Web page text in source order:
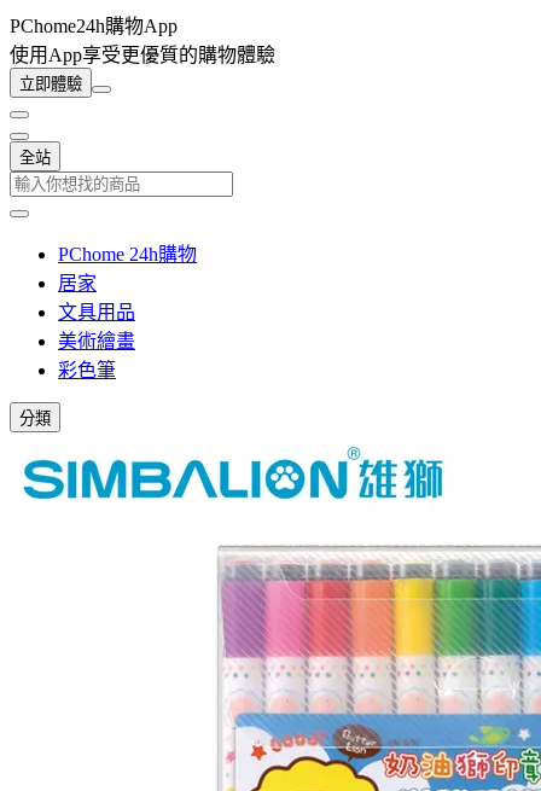
PChome24h購物App
使用App享受更優質的購物體驗
立即體驗
全站
PChome 24h購物
居家
文具用品
美術繪畫
彩色筆
分類